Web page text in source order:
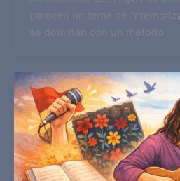
parecen un tema de
se dominan con un método